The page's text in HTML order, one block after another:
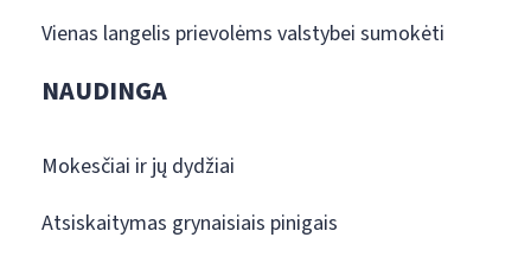
Vienas langelis prievolėms valstybei sumokėti
NAUDINGA
Mokesčiai ir jų dydžiai
Atsiskaitymas grynaisiais pinigais